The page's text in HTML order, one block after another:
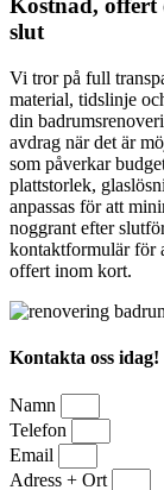
Kostnad,
slut
Vi tror på full
material, tidslinje
din
avdrag när det är
som påverkar
plattstorlek,
anpassas för att
noggrant efter
kontaktformulär för
offert inom kort.
Kontakta oss idag!
Namn
Telefon
Email
Adress + Ort